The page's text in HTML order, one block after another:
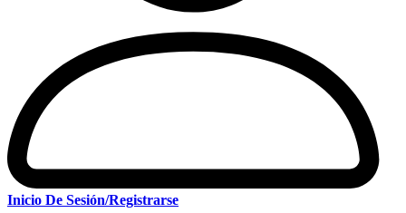
Inicio De Sesión/Registrarse